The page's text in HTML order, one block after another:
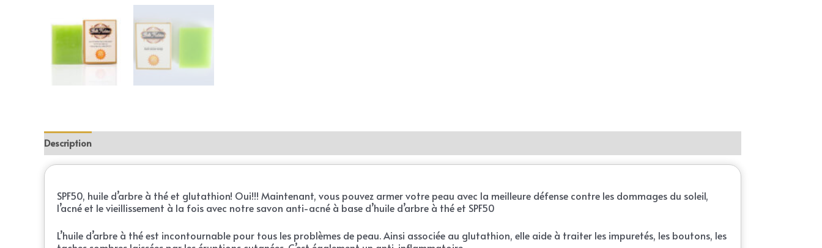
Description
SPF50, huile d’arbre à thé et glutathion! Oui!!! Maintenant, vous pouvez armer votre peau avec la meilleure défense contre les dommages du soleil,
l’acné et le vieillissement à la fois avec notre savon anti-acné à base d’huile d’arbre à thé et SPF50
L’huile d’arbre à thé est incontournable pour tous les problèmes de peau. Ainsi associée au glutathion, elle aide à traiter les impuretés, les boutons, les